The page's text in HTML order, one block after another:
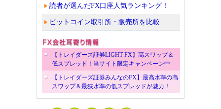
読者が選んだFX口座人気ランキング！
ビットコイン取引所・販売所を比較
【トレイダーズ証券LIGHT FX】高スワップ＆
低スプレッド！当サイト限定キャンペーン中
【トレイダーズ証券みんなのFX】最高水準の高
スワップ＆最狭水準の低スプレッドが魅力！